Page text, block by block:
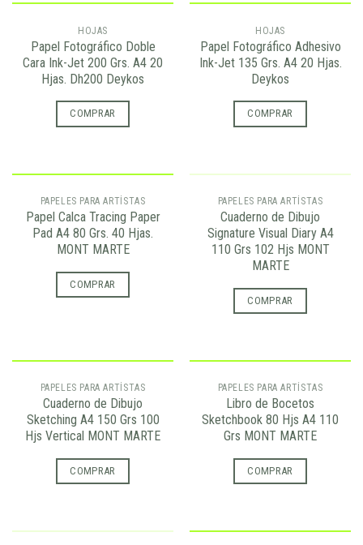
HOJAS
Papel Fotográfico Doble
Cara Ink-Jet 200 Grs. A4 20
Hjas. Dh200 Deykos
COMPRAR
HOJAS
Papel Fotográfico Adhesivo
Ink-Jet 135 Grs. A4 20 Hjas.
Deykos
COMPRAR
PAPELES PARA ARTÍSTAS
Papel Calca Tracing Paper
Pad A4 80 Grs. 40 Hjas.
MONT MARTE
COMPRAR
AGOTADO
PAPELES PARA ARTÍSTAS
Cuaderno de Dibujo
Signature Visual Diary A4
110 Grs 102 Hjs MONT
MARTE
COMPRAR
PAPELES PARA ARTÍSTAS
Cuaderno de Dibujo
Sketching A4 150 Grs 100
Hjs Vertical MONT MARTE
COMPRAR
PAPELES PARA ARTÍSTAS
Libro de Bocetos
Sketchbook 80 Hjs A4 110
Grs MONT MARTE
COMPRAR